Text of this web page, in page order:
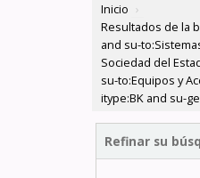
Inicio ›
Resultados de la
and su-
Sociedad del
su-to:Equipos y
itype:BK and su-
Refinar su